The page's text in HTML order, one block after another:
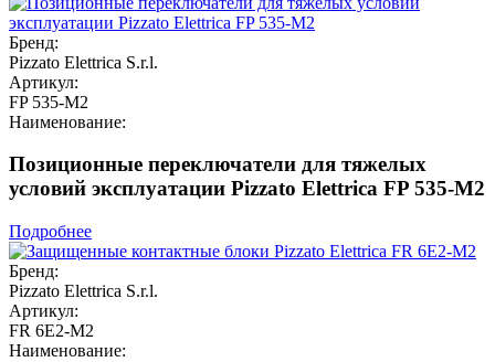
Бренд:
Pizzato Elettrica S.r.l.
Артикул:
FP 535-M2
Наименование:
Позиционные переключатели для тяжелых
условий эксплуатации Pizzato Elettrica FP 535-M2
Подробнее
Бренд:
Pizzato Elettrica S.r.l.
Артикул:
FR 6E2-M2
Наименование: